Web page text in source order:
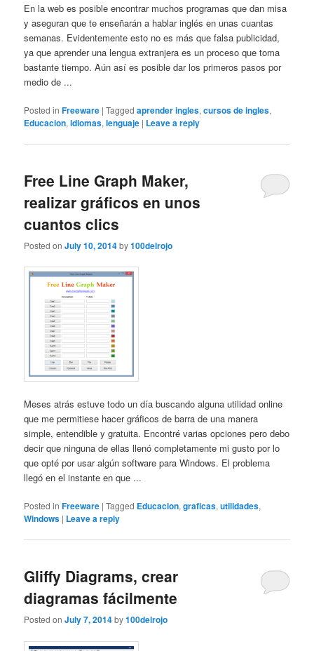
En la web es posible encontrar muchos programas que dan misa
y aseguran que te enseñarán a hablar inglés en unas cuantas
semanas. Evidentemente esto no es más que falsa publicidad,
ya que aprender una lengua extranjera es un proceso que toma
bastante tiempo. Aún así es posible dar los primeros pasos por
medio de ...
Posted in Freeware |Tagged aprender ingles,cursos de ingles,
Educacion,idiomas,lenguaje | Leave a reply
Free Line Graph Maker,
realizar gráficos en unos
cuantos clics
Posted onJuly 10, 2014by100delrojo
Meses atrás estuve todo un día buscando alguna utilidad online
que me permitiese hacer gráficos de barra de una manera
simple, entendible y gratuita. Encontré varias opciones pero debo
decir que ninguna de ellas llenó completamente mi gusto por lo
que opté por usar algún software para Windows. El problema
llegó en el instante en que ...
Posted in Freeware |Tagged Educacion,graficas,utilidades,
Windows | Leave a reply
Gliffy Diagrams, crear
diagramas fácilmente
Posted onJuly 7, 2014by100delrojo